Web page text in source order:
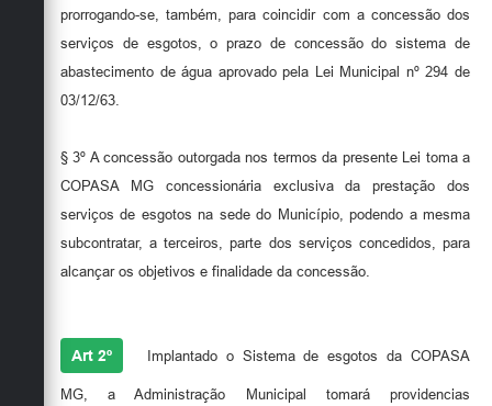
prorrogando-se, também, para coincidir com a concessão dos
serviços de esgotos, o prazo de concessão do sistema de
abastecimento de água aprovado pela Lei Municipal nº 294 de
03/12/63.
§ 3º A concessão outorgada nos termos da presente Lei toma a
COPASA MG concessionária exclusiva da prestação dos
serviços de esgotos na sede do Município, podendo a mesma
subcontratar, a terceiros, parte dos serviços concedidos, para
alcançar os objetivos e finalidade da concessão.
Art 2º Implantado o Sistema de esgotos da COPASA
MG, a Administração Municipal tomará providencias